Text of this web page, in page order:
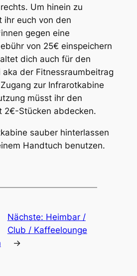
Um hinein zu
ihr euch von den
gegen eine
von 25€ einspeichern
dich auch für den
aka der Fitnessraumbeitrag
zur Infrarotkabine
müsst ihr den
2€-Stücken abdecken.
sauber hinterlassen
Handtuch benutzen.
Nächste: Heimbar /
Club / Kaffeelounge
→